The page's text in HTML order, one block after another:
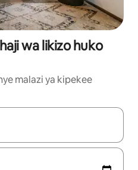
wa likizo huko
malazi ya kipekee
vinjari kwa kutumia vitufe vya